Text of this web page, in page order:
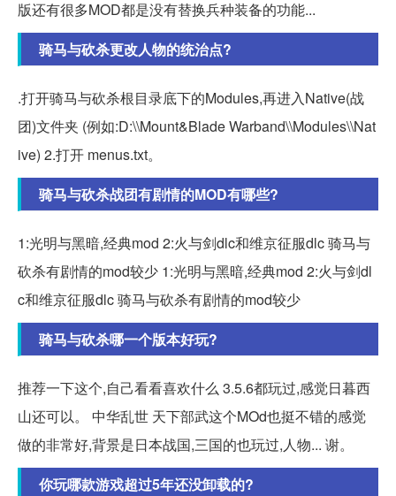
版还有很多MOD都是没有替换兵种装备的功能...
骑马与砍杀更改人物的统治点?
.打开骑马与砍杀根目录底下的Modules,再进入Native(战
团)文件夹 (例如:D:\\Mount&Blade Warband\\Modules\\Nat
ive) 2.打开 menus.txt。
骑马与砍杀战团有剧情的MOD有哪些?
1:光明与黑暗,经典mod 2:火与剑dlc和维京征服dlc 骑马与
砍杀有剧情的mod较少 1:光明与黑暗,经典mod 2:火与剑dl
c和维京征服dlc 骑马与砍杀有剧情的mod较少
骑马与砍杀哪一个版本好玩?
推荐一下这个,自己看看喜欢什么 3.5.6都玩过,感觉日暮西
山还可以。 中华乱世 天下部武这个MOd也挺不错的感觉
做的非常好,背景是日本战国,三国的也玩过,人物... 谢。
你玩哪款游戏超过5年还没卸载的?